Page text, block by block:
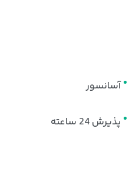
آسانسور
پذیرش 24 ساعته